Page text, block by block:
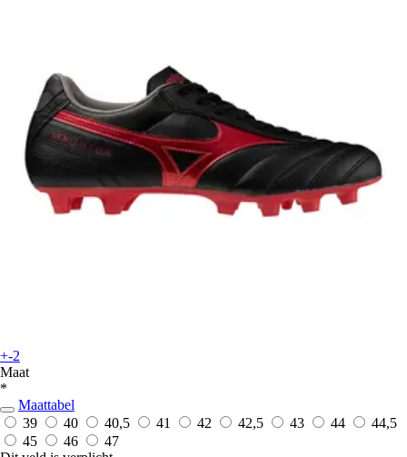
+-2
Maat
*
Maattabel
39
40 40,5 41 42 42,5 43 44
44,5
45
46
47